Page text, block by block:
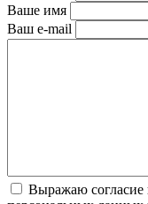
Ваше имя
Ваш e-mail
Выражаю согласие